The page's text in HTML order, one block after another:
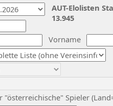
Vorname
"österreichische" Spieler
AUT-Elolisten
13.945